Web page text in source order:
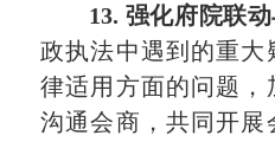
13. 强化府院联
政执法中遇到的重
律适用方面的问题
沟通会商，共同开